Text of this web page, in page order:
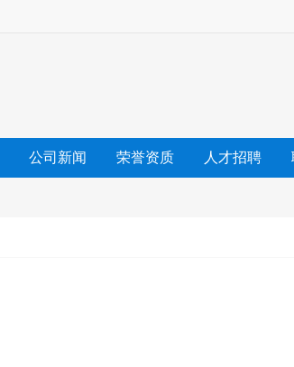
公司新闻 荣誉资质 人才招聘